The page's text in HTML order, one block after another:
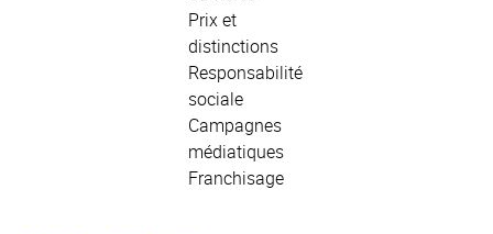
Prix et
distinctions
Responsabilité
sociale
Campagnes
médiatiques
Franchisage